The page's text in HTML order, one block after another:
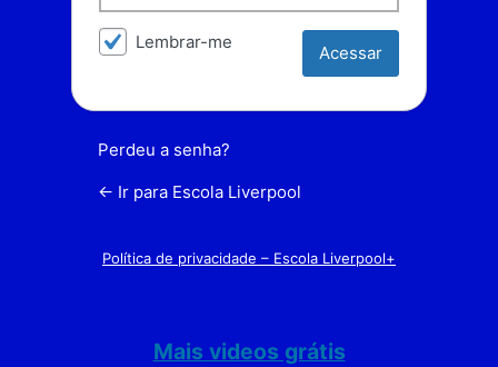
Lembrar-me
Perdeu a senha?
← Ir para Escola Liverpool
Política de privacidade – Escola Liverpool+
Mais videos grátis